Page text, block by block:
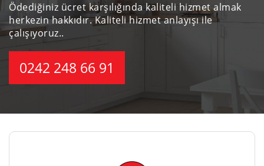
Ödediğiniz ücret karşılığında kaliteli hizmet almak
herkezin hakkıdır.Kaliteli hizmet anlayışı ile
çalışıyoruz..
0242 248 66 91